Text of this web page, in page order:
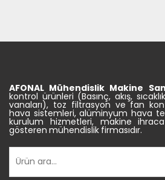
AFONAL Mühendislik Makine
kontrol ürünleri (Basınç, akış,
vanaları), toz filtrasyon ve fan
hava sistemleri, alüminyum hava
kurulum hizmetleri, makine
gösteren mühendislik firmasıdır.
Ara